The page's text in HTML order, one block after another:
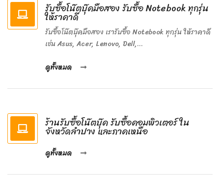
รับซื้อโน๊ตบุ๊คมือสอง รับซื้อ Notebook ทุกรุ่น
ให้ราคาดี
รับซื้อโน๊ตบุ๊คมือสอง เรารับซื้อ Notebook ทุกรุ่น ให้ราคาดี
เช่น Asus, Acer, Lenovo, Dell,...
ดูทั้งหมด
ร้านรับซื้อโน๊ตบุ๊ค รับซื้อคอมพิวเตอร์ ใน
จังหวัดลำปาง และภาคเหนือ
ดูทั้งหมด